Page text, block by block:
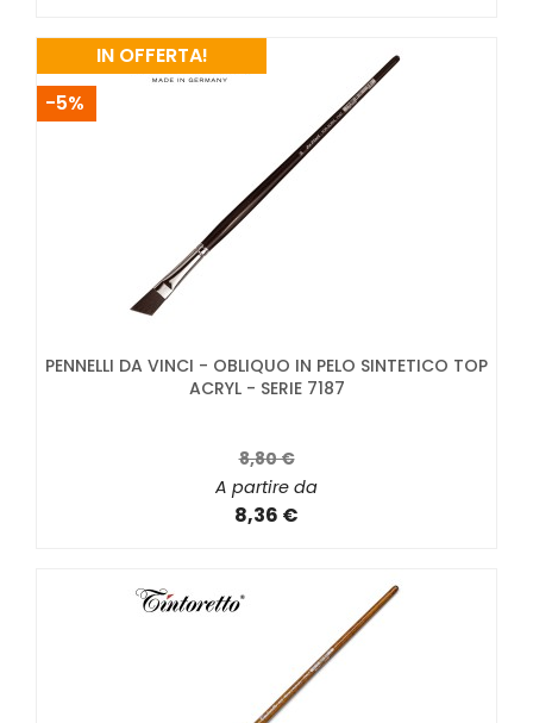
PENNELLI DA VINCI - OBLIQUO IN PELO SINTETICO TOP
ACRYL - SERIE 7187
8,80 €
A partire da
8,36 €
IN OFFERTA!
-5%